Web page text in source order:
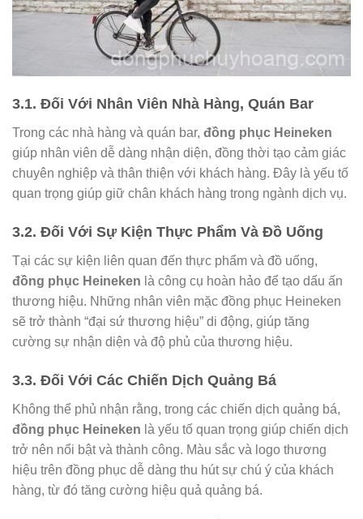
3.1. Đối Với Nhân Viên Nhà Hàng, Quán Bar
Trong các nhà hàng và quán bar, đồng phục Heineken
giúp nhân viên dễ dàng nhận diện, đồng thời tạo cảm giác
chuyên nghiệp và thân thiện với khách hàng. Đây là yếu tố
quan trọng giúp giữ chân khách hàng trong ngành dịch vụ.
3.2. Đối Với Sự Kiện Thực Phẩm Và Đồ Uống
Tại các sự kiện liên quan đến thực phẩm và đồ uống,
đồng phục Heineken là công cụ hoàn hảo để tạo dấu ấn
thương hiệu. Những nhân viên mặc đồng phục Heineken
sẽ trở thành “đại sứ thương hiệu” di động, giúp tăng
cường sự nhận diện và độ phủ của thương hiệu.
3.3. Đối Với Các Chiến Dịch Quảng Bá
Không thể phủ nhận rằng, trong các chiến dịch quảng bá,
đồng phục Heineken là yếu tố quan trọng giúp chiến dịch
trở nên nổi bật và thành công. Màu sắc và logo thương
hiệu trên đồng phục dễ dàng thu hút sự chú ý của khách
hàng, từ đó tăng cường hiệu quả quảng bá.